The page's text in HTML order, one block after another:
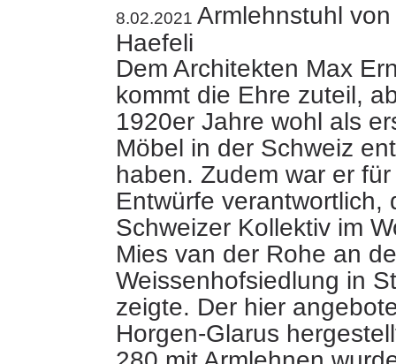
8.02.2021 Armlehnstuhl
Haefeli
Dem Architekten Max
kommt die Ehre zuteil,
1920er Jahre wohl als
Möbel in der Schweiz
haben. Zudem war erfür
Entwürfe verantwortlich,
Schweizer Kollektiv im
Mies van der Rohe an
Weissenhofsiedlung in
zeigte. Der hier
Horgen-Glarus